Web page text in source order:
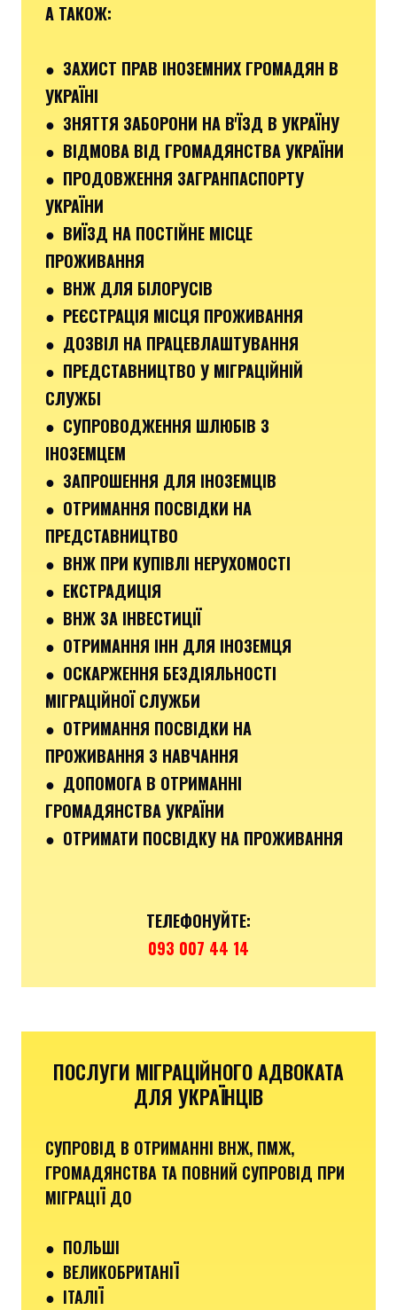
А ТАКОЖ:
● ЗАХИСТ ПРАВ ІНОЗЕМНИХ ГРОМАДЯН В
УКРАЇНІ
● ЗНЯТТЯ ЗАБОРОНИ НА В'ЇЗД В УКРАЇНУ
● ВІДМОВА ВІД ГРОМАДЯНСТВА УКРАЇНИ
● ПРОДОВЖЕННЯ ЗАГРАНПАСПОРТУ
УКРАЇНИ
● ВИЇЗД НА ПОСТІЙНЕ МІСЦЕ
ПРОЖИВАННЯ
● ВНЖ ДЛЯ БІЛОРУСІВ
● РЕЄСТРАЦІЯ МІСЦЯ ПРОЖИВАННЯ
● ДОЗВІЛ НА ПРАЦЕВЛАШТУВАННЯ
● ПРЕДСТАВНИЦТВО У МІГРАЦІЙНІЙ
СЛУЖБІ
● СУПРОВОДЖЕННЯ ШЛЮБІВ З
ІНОЗЕМЦЕМ
● ЗАПРОШЕННЯ ДЛЯ ІНОЗЕМЦІВ
● ОТРИМАННЯ ПОСВІДКИ НА
ПРЕДСТАВНИЦТВО
● ВНЖ ПРИ КУПІВЛІ НЕРУХОМОСТІ
● ЕКСТРАДИЦІЯ
● ВНЖ ЗА ІНВЕСТИЦІЇ
● ОТРИМАННЯ ІНН ДЛЯ ІНОЗЕМЦЯ
● ОСКАРЖЕННЯ БЕЗДІЯЛЬНОСТІ
МІГРАЦІЙНОЇ СЛУЖБИ
● ОТРИМАННЯ ПОСВІДКИ НА
ПРОЖИВАННЯ З НАВЧАННЯ
● ДОПОМОГА В ОТРИМАННІ
ГРОМАДЯНСТВА УКРАЇНИ
● ОТРИМАТИ ПОСВІДКУ НА ПРОЖИВАННЯ
ТЕЛЕФОНУЙТЕ:
093 007 44 14
ПОСЛУГИ МІГРАЦІЙНОГО АДВОКАТА
ДЛЯ УКРАЇНЦІВ
СУПРОВІД В ОТРИМАННІ ВНЖ, ПМЖ,
ГРОМАДЯНСТВА ТА ПОВНИЙ СУПРОВІД ПРИ
МІГРАЦІЇ ДО
● ПОЛЬШІ
● ВЕЛИКОБРИТАНІЇ
● ІТАЛІЇ